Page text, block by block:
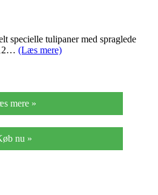
Tulips Parrot
Parrot…
specielle tulipaner med spraglede
(Læs mere)
mere »
nu »